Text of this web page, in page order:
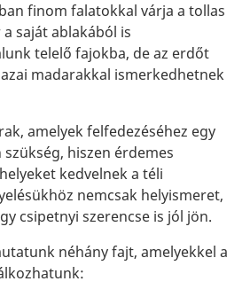
finom falatokkal várja a tollas
saját ablakából is
telelő fajokba, de az erdőt
madarakkal ismerkedhetnek
amelyek felfedezéséhez egy
hiszen érdemes
kedvelnek a téli
nemcsak helyismeret,
csipetnyi szerencse is jól jön.
néhány fajt, amelyekkel a